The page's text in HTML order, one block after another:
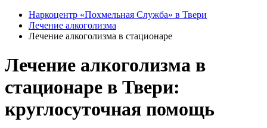
Наркоцентр «Похмельная Служба» в Твери
Лечение алкоголизма
Лечение алкоголизма в стационаре
Лечение алкоголизма в
стационаре в Твери:
круглосуточная помощь